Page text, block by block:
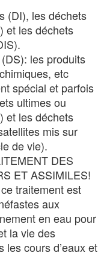
(DI), les déchets
et les déchets
les produits
etc
spécial et parfois
ultimes ou
et les déchets
mis sur
de vie).
DES
ET ASSIMILES!
traitement est
aux
en eau pour
la vie des
les cours d’eaux et